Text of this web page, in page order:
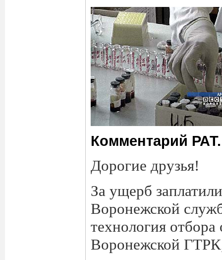
Комментарий РАТ.
Дорогие друзья!
За ущерб
Воронежской
технология
Воронежской